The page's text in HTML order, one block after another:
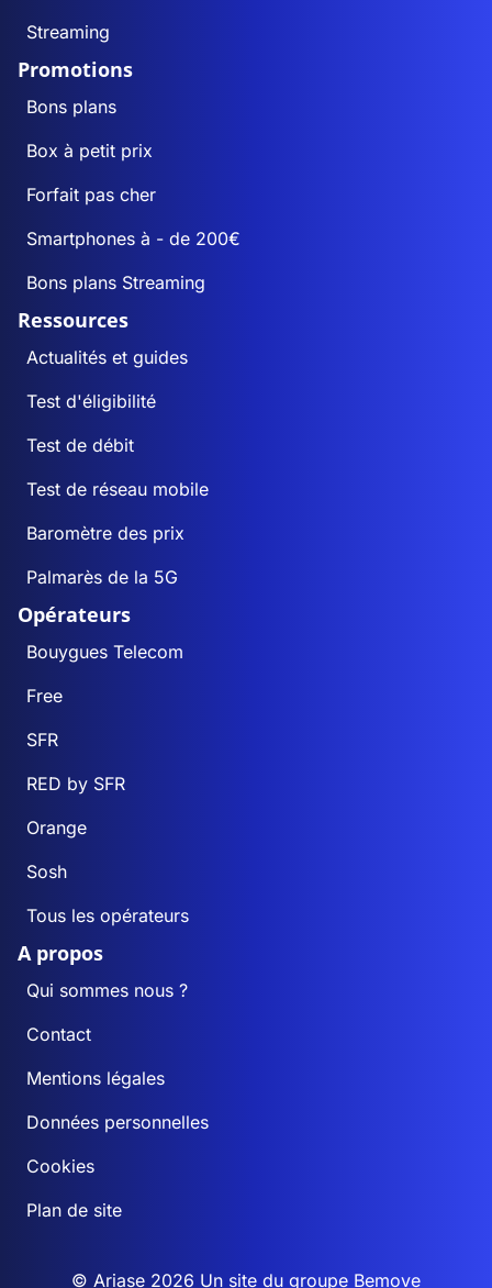
Streaming
Promotions
Bons plans
Box à petit prix
Forfait pas cher
Smartphones à - de 200€
Bons plans Streaming
Ressources
Actualités et guides
Test d'éligibilité
Test de débit
Test de réseau mobile
Baromètre des prix
Palmarès de la 5G
Opérateurs
Bouygues Telecom
Free
SFR
RED by SFR
Orange
Sosh
Tous les opérateurs
A propos
Qui sommes nous ?
Contact
Mentions légales
Données personnelles
Cookies
Plan de site
© Ariase 2026 Un site du groupe Bemove